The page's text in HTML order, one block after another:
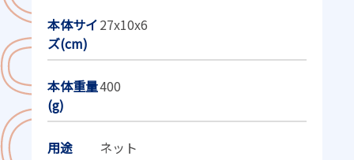
本体サイ
ズ(cm)
27x10x6
本体重量
(g)
400
用途 ネット